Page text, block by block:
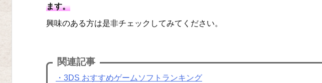
ます。
興味のある方は是非チェックしてみてください。
関連記事
・3DS おすすめゲームソフトランキング